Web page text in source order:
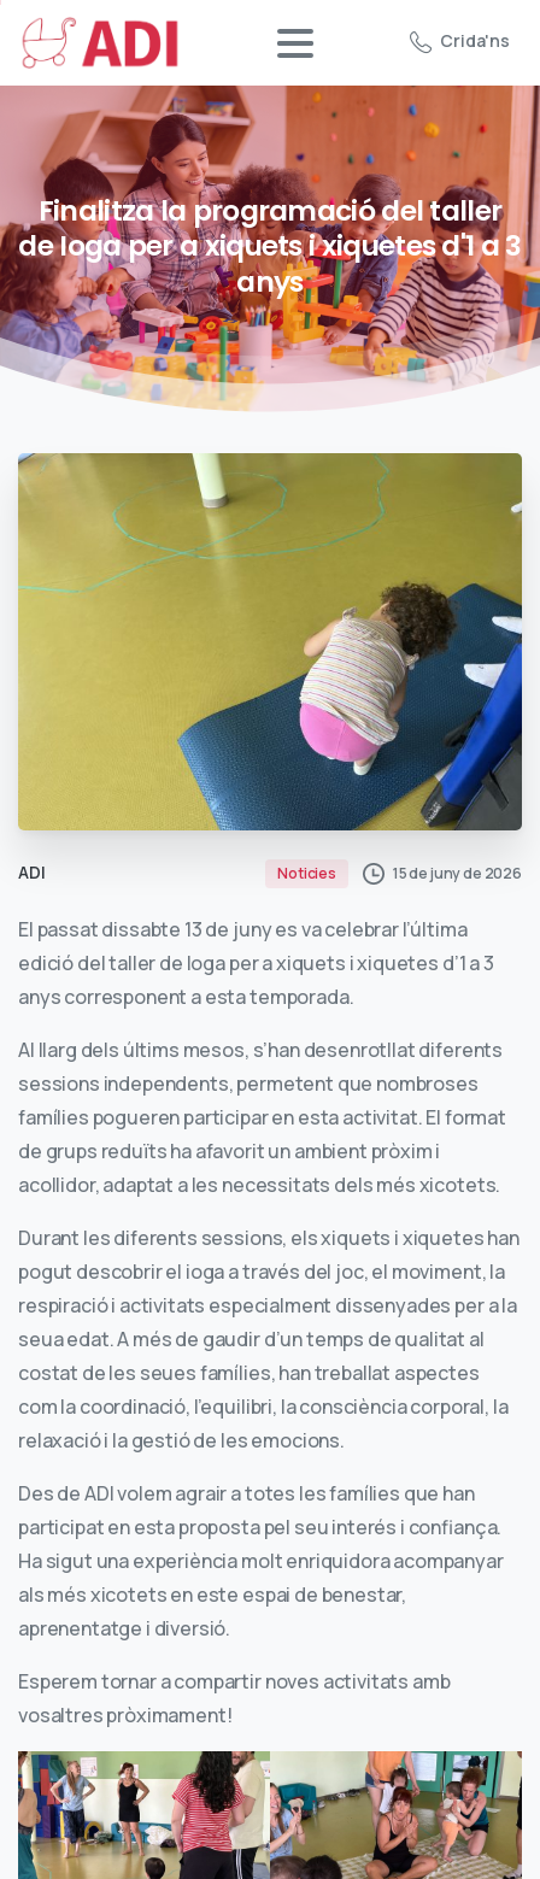
Crida'ns
Finalitzalaprogramaciódeltaller
deIogaperaxiquetsixiquetesd'1a3
anys
ADI Noticies 15 de juny de 2026
El passat dissabte 13 de juny es va celebrar l’última
edició del taller de Ioga per a xiquets i xiquetes d’1 a 3
anys corresponent a esta temporada.
Al llarg dels últims mesos, s’han desenrotllat diferents
sessions independents, permetent que nombroses
famílies pogueren participar en esta activitat. El format
de grups reduïts ha afavorit un ambient pròxim i
acollidor, adaptat a les necessitats dels més xicotets.
Durant les diferents sessions, els xiquets i xiquetes han
pogut descobrir el ioga a través del joc, el moviment, la
respiració i activitats especialment dissenyades per a la
seua edat. A més de gaudir d’un temps de qualitat al
costat de les seues famílies, han treballat aspectes
com la coordinació, l’equilibri, la consciència corporal, la
relaxació i la gestió de les emocions.
Des de ADI volem agrair a totes les famílies que han
participat en esta proposta pel seu interés i confiança.
Ha sigut una experiència molt enriquidora acompanyar
als més xicotets en este espai de benestar,
aprenentatge i diversió.
Esperem tornar a compartir noves activitats amb
vosaltres pròximament!